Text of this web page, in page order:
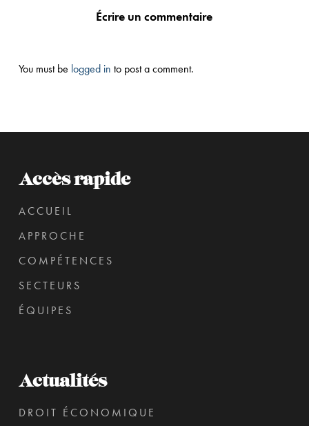
Écrire un commentaire
You must be logged in to post a comment.
Accès rapide
ACCUEIL
APPROCHE
COMPÉTENCES
SECTEURS
ÉQUIPES
Actualités
DROIT ÉCONOMIQUE